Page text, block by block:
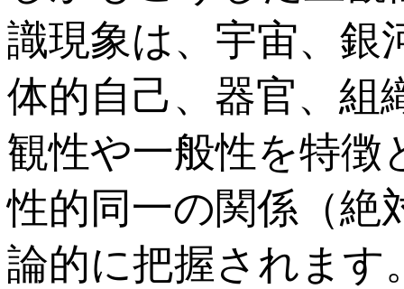
識現象は、宇宙、銀
体的自己、器官、組
観性や一般性を特徴
性的同一の関係（絶
論的に把握されます